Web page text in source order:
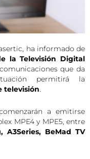
ha informado de
la Televisión Digital
que da
permitirá la
televisión
a emitirse
MPE4 y MPE5, entre
A3Series, BeMad TV